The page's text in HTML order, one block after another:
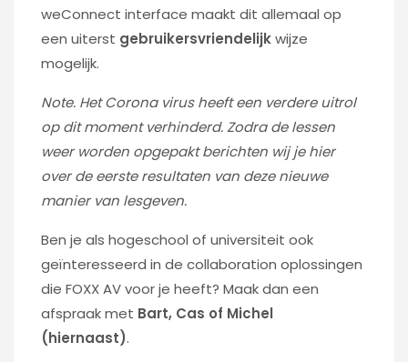
weConnect interface maakt dit allemaal op
een uiterst gebruikersvriendelijkwijze
mogelijk.
Note. Het Corona virus heeft een verdere uitrol
op dit moment verhinderd. Zodra de lessen
weer worden opgepakt berichten wij je hier
over de eerste resultaten van deze nieuwe
manier van lesgeven.
Ben je als hogeschool of universiteit ook
geïnteresseerd in de collaboration oplossingen
die FOXX AV voor je heeft? Maak dan een
afspraak met Bart, Cas of Michel
(hiernaast).